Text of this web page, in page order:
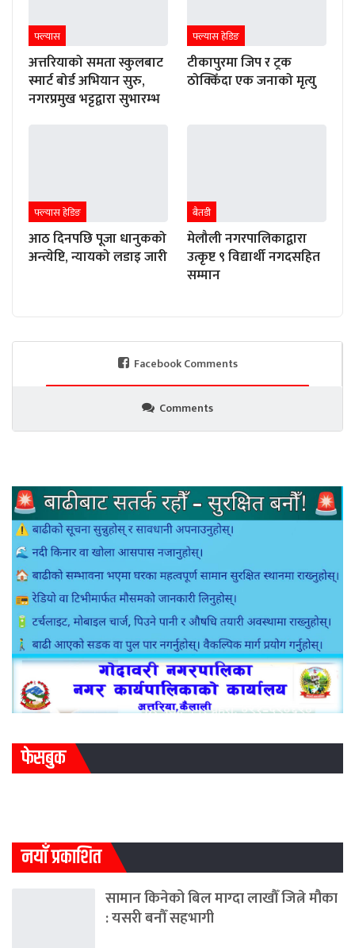
फ्ल्यास
अत्तरियाको समता स्कुलबाट
स्मार्ट बोर्ड अभियान सुरु,
नगरप्रमुख भट्टद्वारा सुभारम्भ
फ्ल्यास हेडिङ
टीकापुरमा जिप र ट्रक
ठोक्किँदा एक जनाको मृत्यु
फ्ल्यास हेडिङ
आठ दिनपछि पूजा धानुकको
अन्त्येष्टि, न्यायको लडाइ जारी
बैतडी
मेलौली नगरपालिकाद्वारा
उत्कृष्ट ९ विद्यार्थी नगदसहित
सम्मान
Facebook Comments
Comments
फेसबुक
नयाँ प्रकाशित
सामान किनेको बिल माग्दा लाखौँ जित्ने मौका
: यसरी बनौँ सहभागी